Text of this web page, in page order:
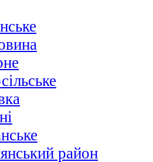
район